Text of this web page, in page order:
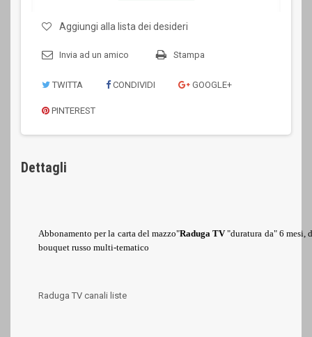
Aggiungi alla lista dei desideri
Invia ad un amico Stampa
TWITTA CONDIVIDI GOOGLE+
PINTEREST
Dettagli
Abbonamento per la carta del mazzo"Raduga TV"duratura da" 6 mesi,
bouquet russo multi-tematico
Raduga TV canali liste